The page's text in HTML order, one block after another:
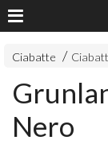
Ciabatte
Nero